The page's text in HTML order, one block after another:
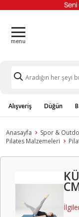
Alışveriş Düğün
Anasayfa Spor &
Pilates Malzemeleri